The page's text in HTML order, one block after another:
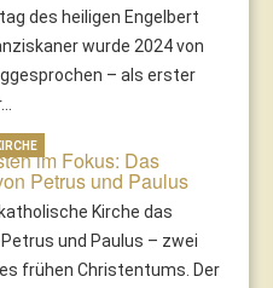
des heiligen Engelbert
wurde 2024 von
– als erster
im Fokus: Das
Petrus und Paulus
Kirche das
und Paulus – zwei
frühen Christentums. Der